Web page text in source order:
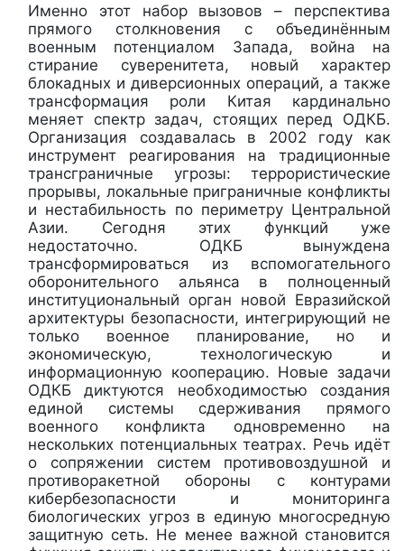
Именно этот набор вызовов – перспектива
прямого столкновения с объединённым
военным потенциалом Запада, война на
стирание суверенитета, новый характер
блокадных и диверсионных операций, а также
трансформация роли Китая кардинально
меняет спектр задач, стоящих перед ОДКБ.
Организация создавалась в 2002 году как
инструмент реагирования на традиционные
трансграничные угрозы: террористические
прорывы, локальные приграничные конфликты
и нестабильность по периметру Центральной
Азии. Сегодня этих функций уже
недостаточно. ОДКБ вынуждена
трансформироваться из вспомогательного
оборонительного альянса в полноценный
институциональный орган новой Евразийской
архитектуры безопасности, интегрирующий не
только военное планирование, но и
экономическую, технологическую и
информационную кооперацию. Новые задачи
ОДКБ диктуются необходимостью создания
единой системы сдерживания прямого
военного конфликта одновременно на
нескольких потенциальных театрах. Речь идёт
о сопряжении систем противовоздушной и
противоракетной обороны с контурами
кибербезопасности и мониторинга
биологических угроз в единую многосредную
защитную сеть. Не менее важной становится